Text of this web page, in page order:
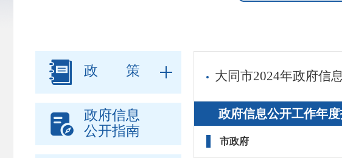
 政 策

政府信息
公开指南
大同市2024年政府信
政府信息公开工作年
市政府